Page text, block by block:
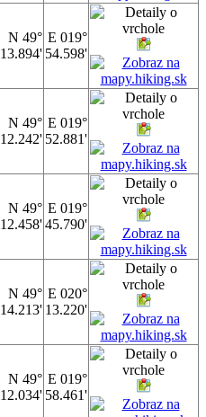
N 49°
13.894'
E 019°
54.598'
N 49°
12.242'
E 019°
52.881'
N 49°
12.458'
E 019°
45.790'
N 49°
14.213'
E 020°
13.220'
N 49°
12.034'
E 019°
58.461'